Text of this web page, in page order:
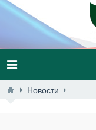
Новости